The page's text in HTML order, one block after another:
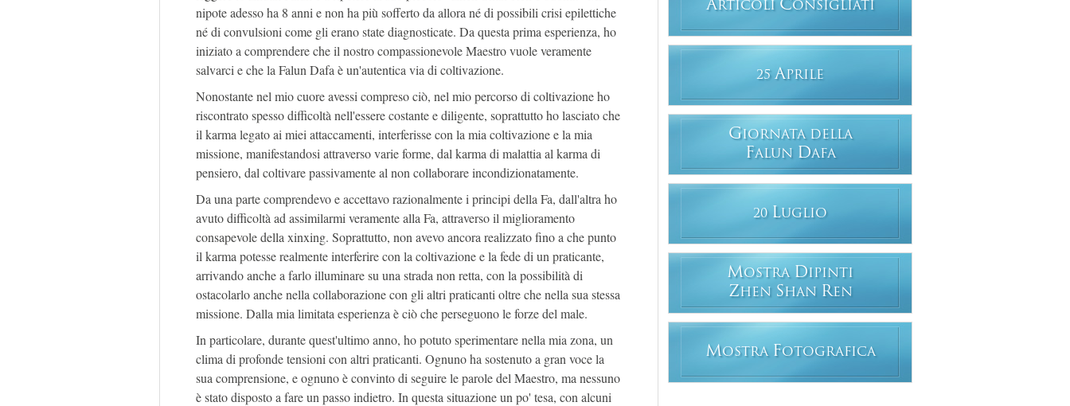
nipote adesso ha 8 anni e non ha più sofferto da allora né di possibili crisi epilettiche
né di convulsioni come gli erano state diagnosticate. Da questa prima esperienza, ho
iniziato a comprendere che il nostro compassionevole Maestro vuole veramente
salvarci e che la Falun Dafa è un'autentica via di coltivazione.
Nonostante nel mio cuore avessi compreso ciò, nel mio percorso di coltivazione ho
riscontrato spesso difficoltà nell'essere costante e diligente, soprattutto ho lasciato che
il karma legato ai miei attaccamenti, interferisse con la mia coltivazione e la mia
missione, manifestandosi attraverso varie forme, dal karma di malattia al karma di
pensiero, dal coltivare passivamente al non collaborare incondizionatamente.
Da una parte comprendevo e accettavo razionalmente i principi della Fa, dall'altra ho
avuto difficoltà ad assimilarmi veramente alla Fa, attraverso il miglioramento
consapevole della xinxing. Soprattutto, non avevo ancora realizzato fino a che punto
il karma potesse realmente interferire con la coltivazione e la fede di un praticante,
arrivando anche a farlo illuminare su una strada non retta, con la possibilità di
ostacolarlo anche nella collaborazione con gli altri praticanti oltre che nella sua stessa
missione. Dalla mia limitata esperienza è ciò che perseguono le forze del male.
In particolare, durante quest'ultimo anno, ho potuto sperimentare nella mia zona, un
clima di profonde tensioni con altri praticanti. Ognuno ha sostenuto a gran voce la
sua comprensione, e ognuno è convinto di seguire le parole del Maestro, ma nessuno
è stato disposto a fare un passo indietro. In questa situazione un po' tesa, con alcuni
ARTICOLI CONSIGLIATI
25 APRILE
GIORNATA DELLA
FALUN DAFA
20 LUGLIO
MOSTRA DIPINTI
ZHEN SHAN REN
MOSTRA FOTOGRAFICA